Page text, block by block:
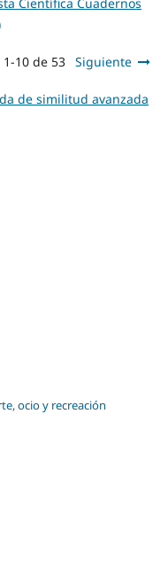
1-10 de 53 Siguiente
de similitud avanzada
ocio y recreación